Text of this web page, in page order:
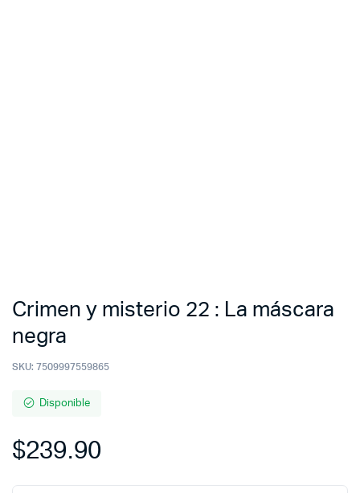
Crimen y misterio 22 : La máscara
negra
SKU: 7509997559865
Disponible
$239.90